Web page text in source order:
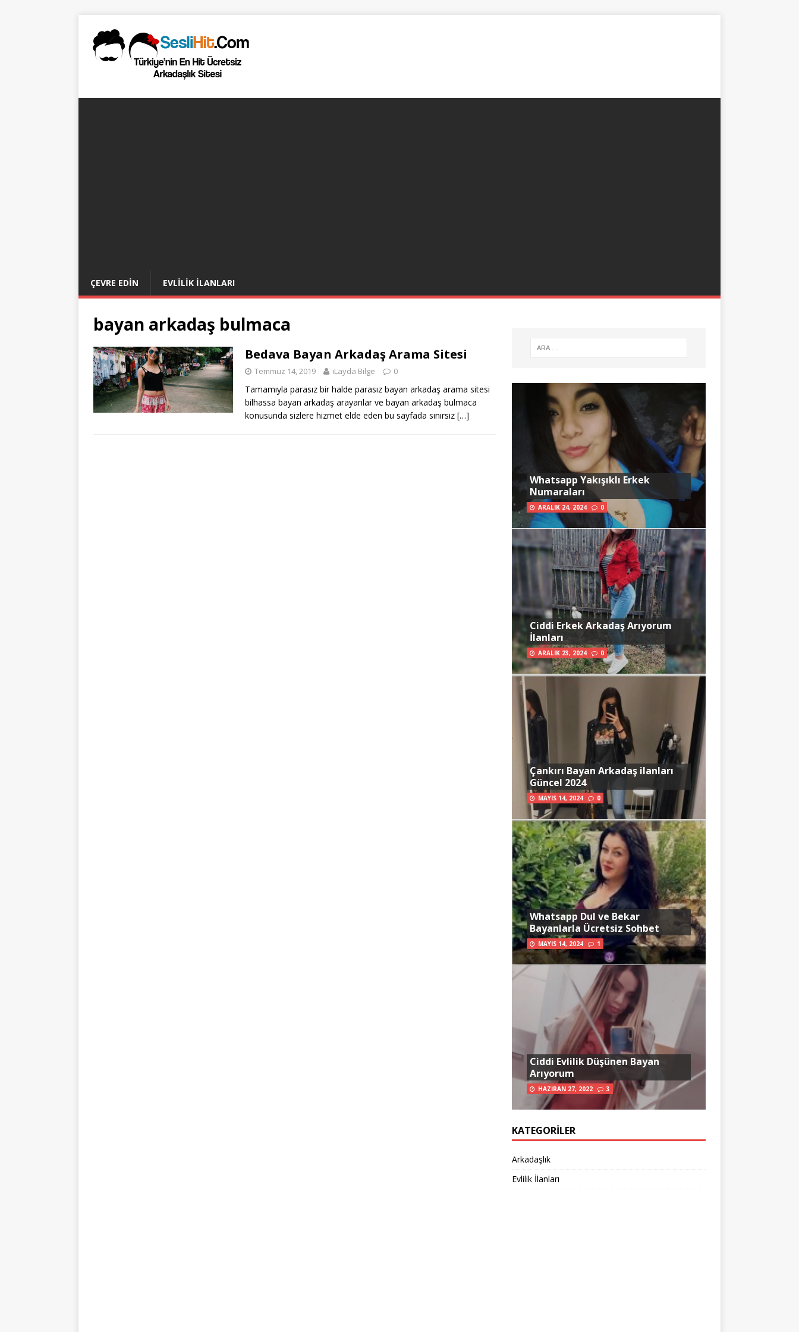
ÇEVRE EDIN EVLILIK İLANLARI
bayan arkadaş bulmaca
Bedava Bayan Arkadaş Arama Sitesi
Temmuz 14, 2019 iLayda Bilge 0
Tamamıyla parasız bir halde parasız bayan arkadaş arama sitesi
bilhassa bayan arkadaş arayanlar ve bayan arkadaş bulmaca
konusunda sizlere hizmet elde eden bu sayfada sınırsız […]
Whatsapp Yakışıklı Erkek
Numaraları
ARALIK 24, 2024 0
Ciddi Erkek Arkadaş Arıyorum
İlanları
ARALIK 23, 2024 0
Çankırı Bayan Arkadaş ilanları
Güncel 2024
MAYIS 14, 2024 0
Whatsapp Dul ve Bekar
Bayanlarla Ücretsiz Sohbet
MAYIS 14, 2024 1
Ciddi Evlilik Düşünen Bayan
Arıyorum
HAZIRAN 27, 2022 3
KATEGORILER
Arkadaşlık
Evlilik İlanları